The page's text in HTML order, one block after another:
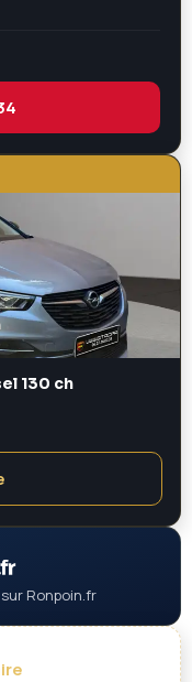
130 ch
Ronpoin.fr